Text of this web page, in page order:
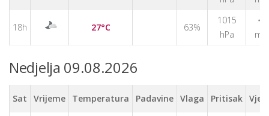
18h 27°C 63%
1015
hPa
↑
m/s
Nedjelja 09.08.2026
Sat Vrijeme Temperatura Padavine Vlaga Pritisak